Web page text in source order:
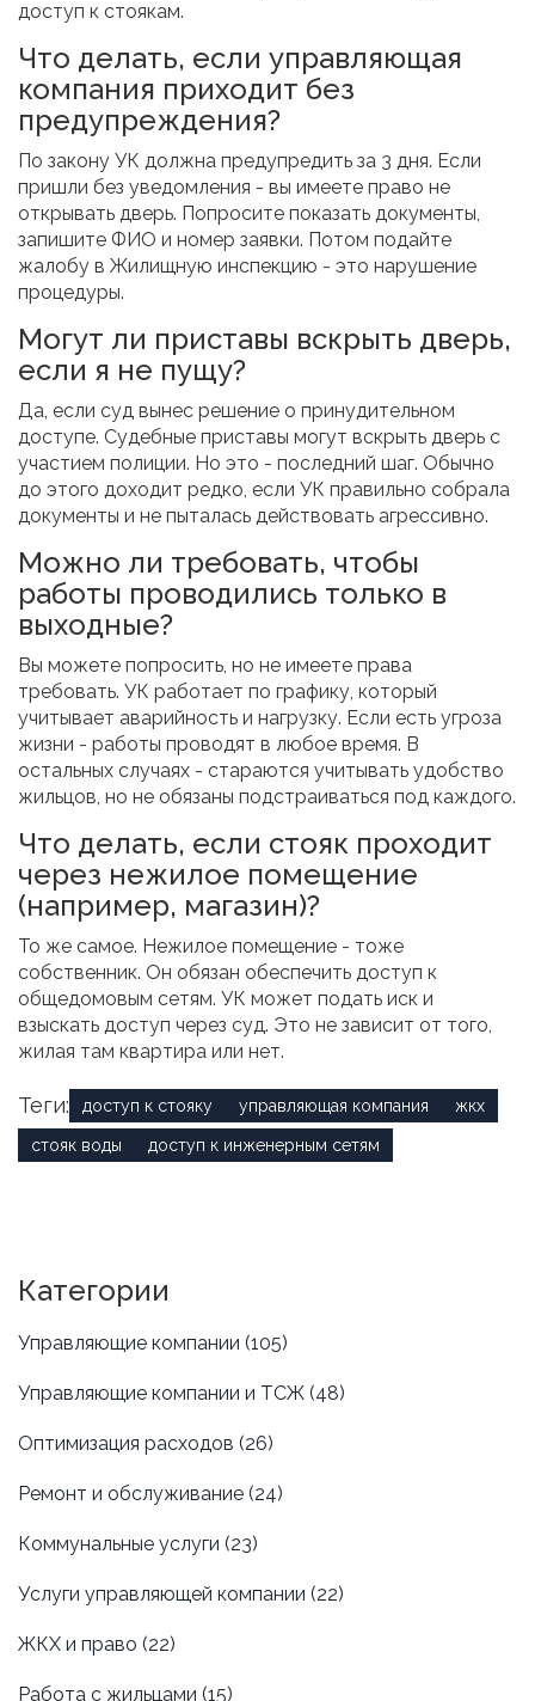
доступ к стоякам.
Что делать, если управляющая
компания приходит без
предупреждения?
По закону УК должна предупредить за 3 дня. Если
пришли без уведомления - вы имеете право не
открывать дверь. Попросите показать документы,
запишите ФИО и номер заявки. Потом подайте
жалобу в Жилищную инспекцию - это нарушение
процедуры.
Могут ли приставы вскрыть дверь,
если я не пущу?
Да, если суд вынес решение о принудительном
доступе. Судебные приставы могут вскрыть дверь с
участием полиции. Но это - последний шаг. Обычно
до этого доходит редко, если УК правильно собрала
документы и не пыталась действовать агрессивно.
Можно ли требовать, чтобы
работы проводились только в
выходные?
Вы можете попросить, но не имеете права
требовать. УК работает по графику, который
учитывает аварийность и нагрузку. Если есть угроза
жизни - работы проводят в любое время. В
остальных случаях - стараются учитывать удобство
жильцов, но не обязаны подстраиваться под каждого.
Что делать, если стояк проходит
через нежилое помещение
(например, магазин)?
То же самое. Нежилое помещение - тоже
собственник. Он обязан обеспечить доступ к
общедомовым сетям. УК может подать иск и
взыскать доступ через суд. Это не зависит от того,
жилая там квартира или нет.
Теги: доступ к стояку управляющая компания жкх
стояк воды доступ к инженерным сетям
Категории
Управляющие компании (105)
Управляющие компании и ТСЖ (48)
Оптимизация расходов (26)
Ремонт и обслуживание (24)
Коммунальные услуги (23)
Услуги управляющей компании (22)
ЖКХ и право (22)
Работа с жильцами (15)